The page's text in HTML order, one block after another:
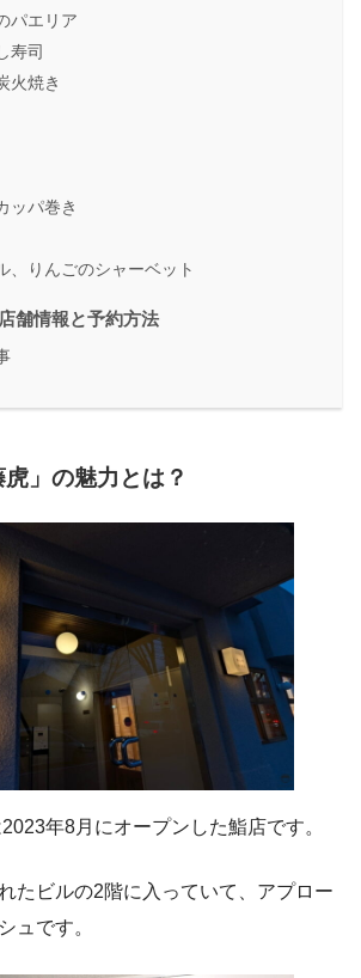
パエリア
寿司
火焼き
ッパ巻き
、りんごのシャーベット
舗情報と予約方法
」の魅力とは？
年8月にオープンした鮨店です。
たビルの2階に入っていて、アプロー
ュです。